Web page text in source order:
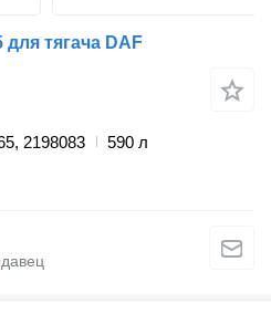
тягача DAF
2198083
590 л